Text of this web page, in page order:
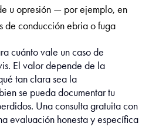
u opresión — por ejemplo, en
de conducción ebria o fuga
cuánto vale un caso de
El valor depende de la
tan clara sea la
se pueda documentar tu
Una consulta gratuita con
evaluación honesta y específica